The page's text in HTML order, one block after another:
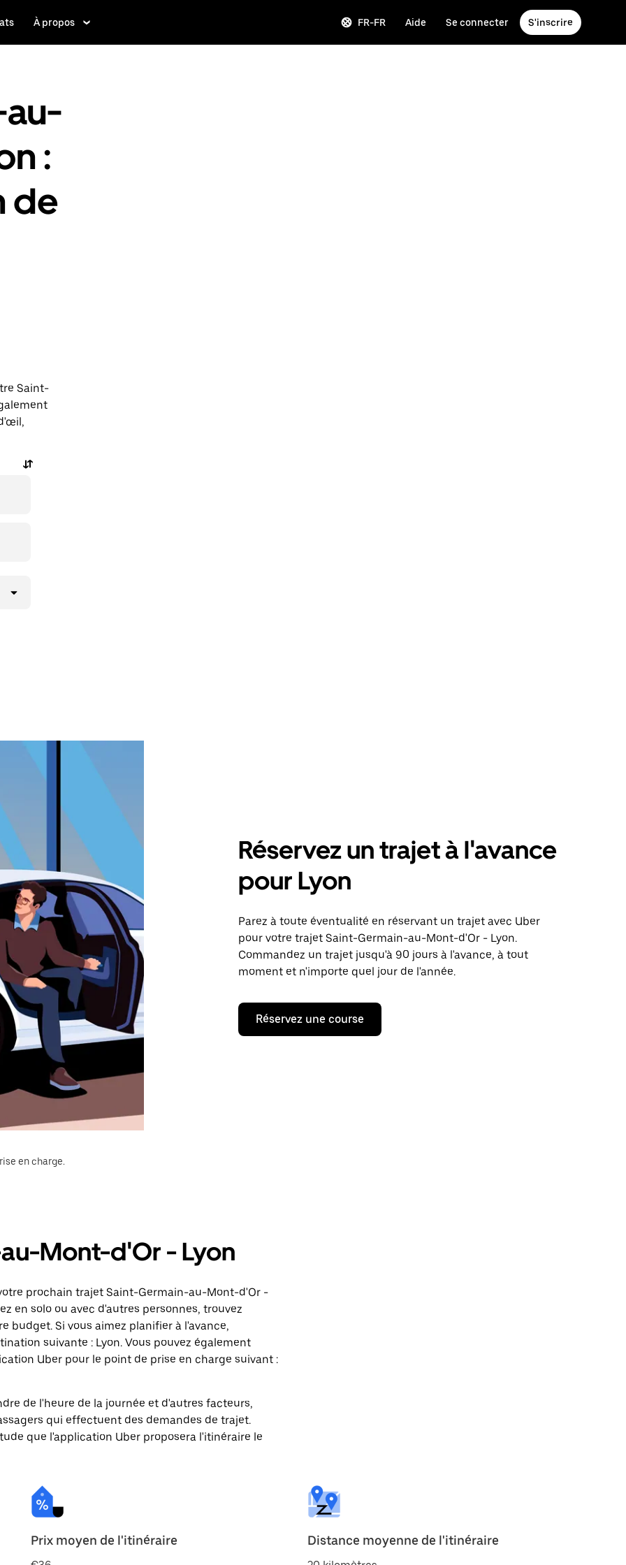
À propos FR-FR Aide Se connecter S'inscrire
:
de
Saint-
Réservez un trajet à l'avance
pour Lyon
Parez à toute éventualité en réservant un trajet avec Uber
pour votre trajet Saint-Germain-au-Mont-d'Or - Lyon.
Commandez un trajet jusqu'à 90 jours à l'avance, à tout
moment et n'importe quel jour de l'année.
Réservez une course
en charge.
Mont-d'Or - Lyon
prochain trajet Saint-Germain-au-Mont-d'Or -
en solo ou avec d'autres personnes, trouvez
budget. Si vous aimez planifier à l'avance,
suivante : Lyon. Vous pouvez également
Uber pour le point de prise en charge suivant :
de l'heure de la journée et d'autres facteurs,
qui effectuent des demandes de trajet.
que l'application Uber proposera l'itinéraire le
Prix moyen de l'itinéraire Distance moyenne de l'itinéraire